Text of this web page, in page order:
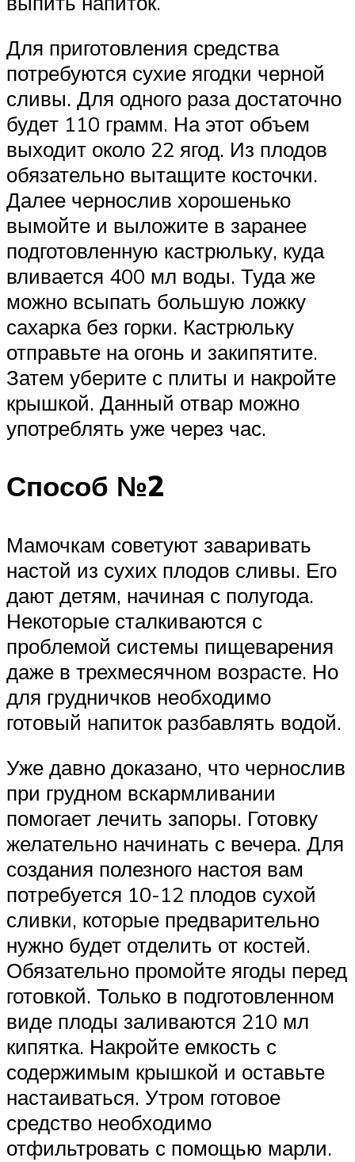
Для приготовления средства
потребуются сухие ягодки черной
сливы. Для одного раза достаточно
будет 110 грамм. На этот объем
выходит около 22 ягод. Из плодов
обязательно вытащите косточки.
Далее чернослив хорошенько
вымойте и выложите в заранее
подготовленную кастрюльку, куда
вливается 400 мл воды. Туда же
можно всыпать большую ложку
сахарка без горки. Кастрюльку
отправьте на огонь и закипятите.
Затем уберите с плиты и накройте
крышкой. Данный отвар можно
употреблять уже через час.
Способ №2
Мамочкам советуют заваривать
настой из сухих плодов сливы. Его
дают детям, начиная с полугода.
Некоторые сталкиваются с
проблемой системы пищеварения
даже в трехмесячном возрасте. Но
для грудничков необходимо
готовый напиток разбавлять водой.
Уже давно доказано, что чернослив
при грудном вскармливании
помогает лечить запоры. Готовку
желательно начинать с вечера. Для
создания полезного настоя вам
потребуется 10-12 плодов сухой
сливки, которые предварительно
нужно будет отделить от костей.
Обязательно промойте ягоды перед
готовкой. Только в подготовленном
виде плоды заливаются 210 мл
кипятка. Накройте емкость с
содержимым крышкой и оставьте
настаиваться. Утром готовое
средство необходимо
отфильтровать с помощью марли.